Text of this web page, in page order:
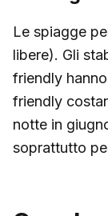
Le spiagge
libere). Gli
friendly
friendly
notte in
soprattutto